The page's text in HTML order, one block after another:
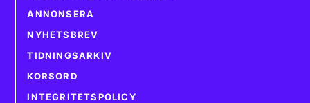
ANNONSERA
NYHETSBREV
TIDNINGSARKIV
KORSORD
INTEGRITETSPOLICY